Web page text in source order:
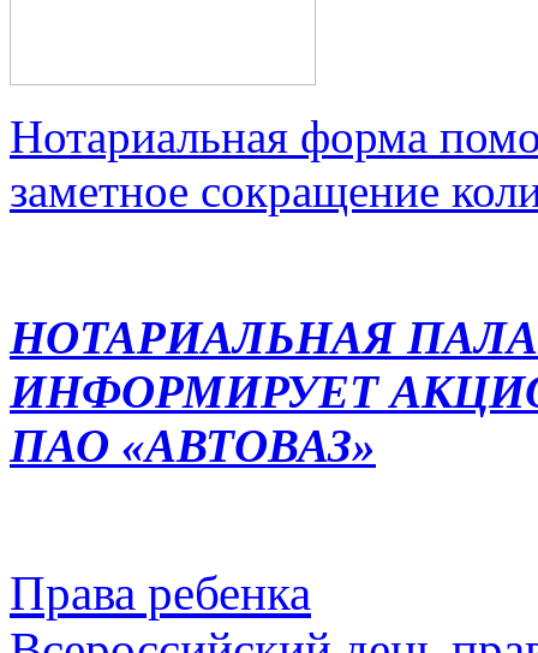
Нотариальная форма
заметное сокращение
НОТАРИАЛЬНАЯ
ИНФОРМИРУЕТ
ПАО «АВТОВАЗ»
Права ребенка